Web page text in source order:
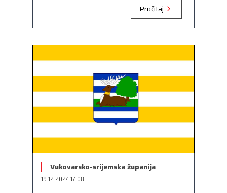
Pročitaj
Vukovarsko-srijemska županija
19.12.2024 17:08